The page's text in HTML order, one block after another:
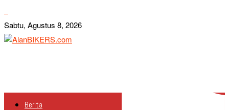
Sabtu, Agustus 8, 2026
Berita